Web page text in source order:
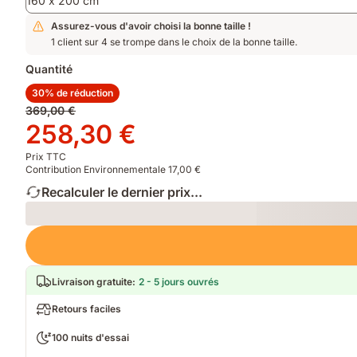
Assurez-vous d'avoir choisi la bonne taille !
1 client sur 4 se trompe dans le choix de la bonne taille.
Quantité
30% de réduction
Prix
d'origine
369,00 €
369,00 €
Prix
258,30 €
258,30 €
Prix TTC
Contribution Environnementale 17,00 €
Recalculer le dernier prix...
Loading
Livraison gratuite: 2 - 5 jours ouvrés
Retours faciles
100 nuits d'essai